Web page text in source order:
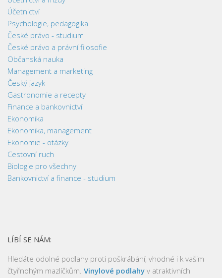
Účetnictví
Psychologie, pedagogika
České právo - studium
České právo a právní filosofie
Občanská nauka
Management a marketing
Český jazyk
Gastronomie a recepty
Finance a bankovnictví
Ekonomika
Ekonomika, management
Ekonomie - otázky
Cestovní ruch
Biologie pro všechny
Bankovnictví a finance - studium
LÍBÍ SE NÁM:
Hledáte odolné podlahy proti poškrábání, vhodné i k vašim
čtyřnohým mazlíčkům. Vinylové podlahy v atraktivních